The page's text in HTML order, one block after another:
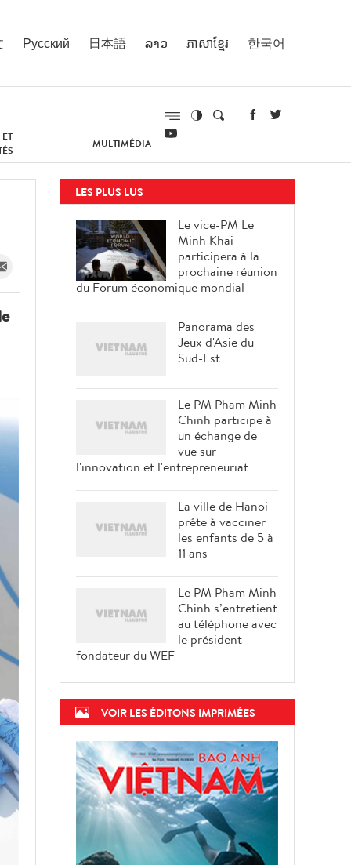
Русский 日本語 ລາວ ភាសាខ្មែរ 한국어
MULTIMÉDIA
LES PLUS LUS
Le vice-PM Le
Minh Khai
participera à la
prochaine réunion
du Forum économique mondial
Panorama des
Jeux d'Asie du
Sud-Est
Le PM Pham Minh
Chinh participe à
un échange de
vue sur
l'innovation et l'entrepreneuriat
La ville de Hanoi
prête à vacciner
les enfants de 5 à
11 ans
Le PM Pham Minh
Chinh s’entretient
au téléphone avec
le président
fondateur du WEF
VOIR LES ÉDITONS IMPRIMÉES